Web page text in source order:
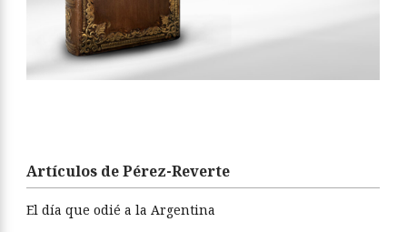
Artículos de Pérez-Reverte
El día que odié a la Argentina